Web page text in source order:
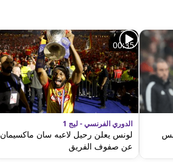
00:35
الدوري الفرنسي - ليج 1
لونس يعلن رحيل لاعبه سان ماكسيمان
عن صفوف الفريق